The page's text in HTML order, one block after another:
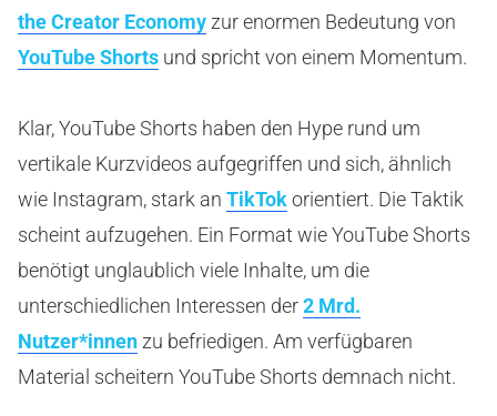
the Creator Economyzur enormen Bedeutung von
YouTube Shorts und spricht von einem Momentum.
Klar, YouTube Shorts haben den Hype rund um
vertikale Kurzvideos aufgegriffen und sich, ähnlich
wie Instagram, stark an TikTokorientiert. Die Taktik
scheint aufzugehen. Ein Format wie YouTube Shorts
benötigt unglaublich viele Inhalte, um die
unterschiedlichen Interessen der2 Mrd.
Nutzer*innenzu befriedigen. Am verfügbaren
Material scheitern YouTube Shorts demnach nicht.